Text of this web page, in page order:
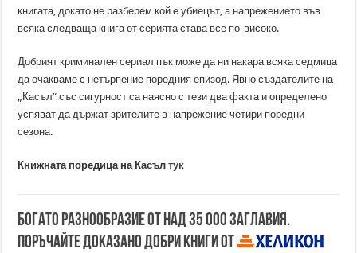
книгата, докато не разберем кой е убиецът, а напрежението във
всяка следваща книга от серията става все по-високо.
Добрият криминален сериал пък може да ни накара всяка седмица
да очакваме с нетърпение поредния епизод. Явно създателите на
„Касъл“ със сигурност са наясно с тези два факта и определено
успяват да държат зрителите в напрежение четири поредни
сезона.
Книжната поредица на Касълтук
Богато разнообразие от над 35 000 заглавия.
Поръчайте доказано добри книги от